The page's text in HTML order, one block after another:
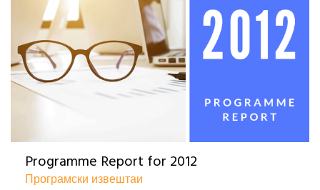
Programme Report for 2012
Програмски извештаи